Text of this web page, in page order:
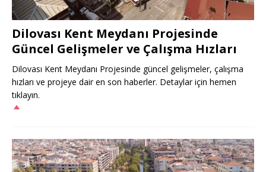
Dilovası Kent Meydanı Projesinde
Güncel Gelişmeler ve Çalışma Hızları
Dilovası Kent Meydanı Projesinde güncel gelişmeler, çalışma
hızları ve projeye dair en son haberler. Detaylar için hemen
tıklayın.